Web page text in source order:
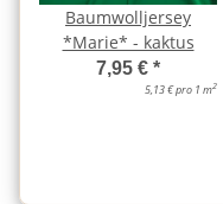
Baumwolljersey
*Marie* - kaktus
7,95 € *
5,13 € pro 1 m2